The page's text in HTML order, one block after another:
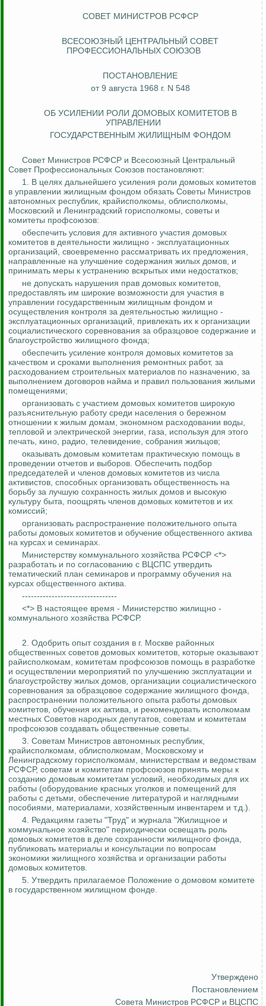
СОВЕТ МИНИСТРОВ РСФСР
ВСЕСОЮЗНЫЙ ЦЕНТРАЛЬНЫЙ СОВЕТ
ПРОФЕССИОНАЛЬНЫХ СОЮЗОВ
ПОСТАНОВЛЕНИЕ
от 9 августа 1968 г. N 548
ОБ УСИЛЕНИИ РОЛИ ДОМОВЫХ КОМИТЕТОВ В
УПРАВЛЕНИИ
ГОСУДАРСТВЕННЫМ ЖИЛИЩНЫМ ФОНДОМ
Совет Министров РСФСР и Всесоюзный Центральный
Совет Профессиональных Союзов постановляют:
1. В целях дальнейшего усиления роли домовых комитетов
в управлении жилищным фондом обязать Советы Министров
автономных республик, крайисполкомы, облисполкомы,
Московский и Ленинградский горисполкомы, советы и
комитеты профсоюзов:
обеспечить условия для активного участия домовых
комитетов в деятельности жилищно - эксплуатационных
организаций, своевременно рассматривать их предложения,
направленные на улучшение содержания жилых домов, и
принимать меры к устранению вскрытых ими недостатков;
не допускать нарушения прав домовых комитетов,
предоставлять им широкие возможности для участия в
управлении государственным жилищным фондом и
осуществления контроля за деятельностью жилищно -
эксплуатационных организаций, привлекать их к организации
социалистического соревнования за образцовое содержание и
благоустройство жилищного фонда;
обеспечить усиление контроля домовых комитетов за
качеством и сроками выполнения ремонтных работ, за
расходованием строительных материалов по назначению, за
выполнением договоров найма и правил пользования жилыми
помещениями;
организовать с участием домовых комитетов широкую
разъяснительную работу среди населения о бережном
отношении к жилым домам, экономном расходовании воды,
тепловой и электрической энергии, газа, используя для этого
печать, кино, радио, телевидение, собрания жильцов;
оказывать домовым комитетам практическую помощь в
проведении отчетов и выборов. Обеспечить подбор
председателей и членов домовых комитетов из числа
активистов, способных организовать общественность на
борьбу за лучшую сохранность жилых домов и высокую
культуру быта, поощрять членов домовых комитетов и их
комиссий;
организовать распространение положительного опыта
работы домовых комитетов и обучение общественного актива
на курсах и семинарах.
Министерству коммунального хозяйства РСФСР <*>
разработать и по согласованию с ВЦСПС утвердить
тематический план семинаров и программу обучения на
курсах общественного актива.
--------------------------------
<*> В настоящее время - Министерство жилищно -
коммунального хозяйства РСФСР.
2. Одобрить опыт создания в г. Москве районных
общественных советов домовых комитетов, которые оказывают
райисполкомам, комитетам профсоюзов помощь в разработке
и осуществлении мероприятий по улучшению эксплуатации и
благоустройству жилых домов, организации социалистического
соревнования за образцовое содержание жилищного фонда,
распространении положительного опыта работы домовых
комитетов, обучения их актива, и рекомендовать исполкомам
местных Советов народных депутатов, советам и комитетам
профсоюзов создавать общественные советы.
3. Советам Министров автономных республик,
крайисполкомам, облисполкомам, Московскому и
Ленинградскому горисполкомам, министерствам и ведомствам
РСФСР, советам и комитетам профсоюзов принять меры к
созданию домовым комитетам условий, необходимых для их
работы (оборудование красных уголков и помещений для
работы с детьми, обеспечение литературой и наглядными
пособиями, материалами, хозяйственным инвентарем и т.д.).
4. Редакциям газеты "Труд" и журнала "Жилищное и
коммунальное хозяйство" периодически освещать роль
домовых комитетов в деле сохранности жилищного фонда,
публиковать материалы и консультации по вопросам
экономики жилищного хозяйства и организации работы
домовых комитетов.
5. Утвердить прилагаемое Положение о домовом комитете
в государственном жилищном фонде.
Утверждено
Постановлением
Совета Министров РСФСР и ВЦСПС